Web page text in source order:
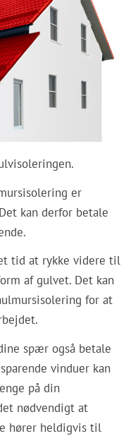
er
kan derfor betale
tid at rykke videre til
af gulvet. Det kan
for at
spær også betale
vinduer kan
på din
nødvendigt at
hører heldigvis til